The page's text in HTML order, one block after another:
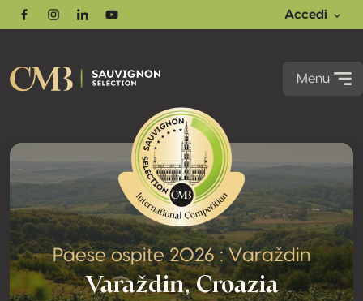
FacebookInstagram
LinkedinYoutube
Accedi
Menu
Paese ospite 2026 : Varaždin
Varaždin, Croazia